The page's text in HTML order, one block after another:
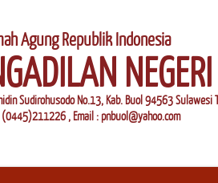
Agung Republik Indonesia
Sudirohusodo No.13, Kab. Buol 94563 Sulawesi
, Email : pnbuol@yahoo.com